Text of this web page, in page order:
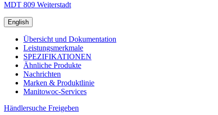
MDT 809 Weiterstadt
English
Übersicht und Dokumentation
Leistungsmerkmale
SPEZIFIKATIONEN
Ähnliche Produkte
Nachrichten
Marken & Produktlinie
Manitowoc-Services
Händlersuche Freigeben